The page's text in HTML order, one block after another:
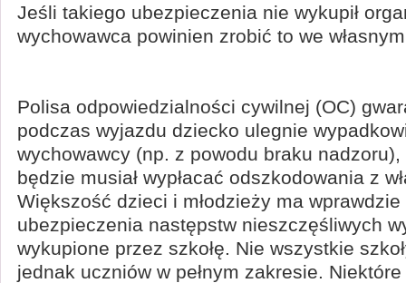
Jeśli takiego ubezpieczenia nie wykupił
wychowawca powinien zrobić to we
Polisa odpowiedzialności cywilnej (OC)
podczas wyjazdu dziecko ulegnie
wychowawcy (np. z powodu braku
będzie musiał wypłacać odszkodowania z
Większość dzieci i młodzieży ma
ubezpieczenia następstw nieszczęśliwych
wykupione przez szkołę. Nie wszystkie
jednak uczniów w pełnym zakresie.